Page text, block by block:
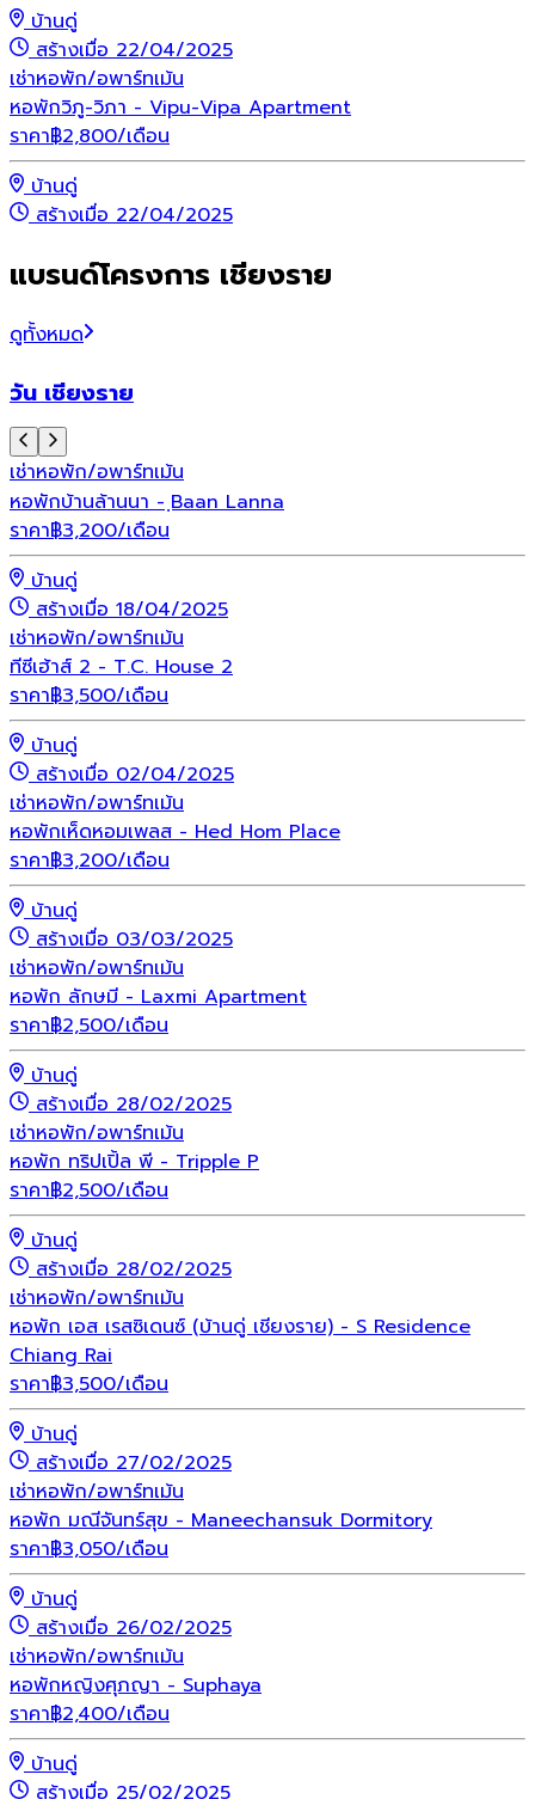
บ้านดู่
สร้างเมื่อ 22/04/2025
เช่าหอพัก/อพาร์ทเม้น
หอพักวิภู-วิภา - Vipu-Vipa Apartment
ราคา฿2,800/เดือน
บ้านดู่
สร้างเมื่อ 22/04/2025
แบรนด์โครงการ เชียงราย
ดูทั้งหมด
วัน เชียงราย
เช่าหอพัก/อพาร์ทเม้น
หอพักบ้านล้านนา - ฺBaan Lanna
ราคา฿3,200/เดือน
บ้านดู่
สร้างเมื่อ 18/04/2025
เช่าหอพัก/อพาร์ทเม้น
ทีซีเฮ้าส์ 2 - T.C. House 2
ราคา฿3,500/เดือน
บ้านดู่
สร้างเมื่อ 02/04/2025
เช่าหอพัก/อพาร์ทเม้น
หอพักเห็ดหอมเพลส - Hed Hom Place
ราคา฿3,200/เดือน
บ้านดู่
สร้างเมื่อ 03/03/2025
เช่าหอพัก/อพาร์ทเม้น
หอพัก ลักษมี - Laxmi Apartment
ราคา฿2,500/เดือน
บ้านดู่
สร้างเมื่อ 28/02/2025
เช่าหอพัก/อพาร์ทเม้น
หอพัก ทริปเปิ้ล พี - Tripple P
ราคา฿2,500/เดือน
บ้านดู่
สร้างเมื่อ 28/02/2025
เช่าหอพัก/อพาร์ทเม้น
หอพัก เอส เรสซิเดนซ์ (บ้านดู่ เชียงราย) - S Residence
Chiang Rai
ราคา฿3,500/เดือน
บ้านดู่
สร้างเมื่อ 27/02/2025
เช่าหอพัก/อพาร์ทเม้น
หอพัก มณีจันทร์สุข - Maneechansuk Dormitory
ราคา฿3,050/เดือน
บ้านดู่
สร้างเมื่อ 26/02/2025
เช่าหอพัก/อพาร์ทเม้น
หอพักหญิงศุภญา - Suphaya
ราคา฿2,400/เดือน
บ้านดู่
สร้างเมื่อ 25/02/2025